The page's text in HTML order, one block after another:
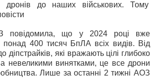
дронів до наших військових. Тому
повідомила, що у 2024 році вже
понад 400 тисяч БпЛА всіх видів. Від
діпстрайків, які вражають цілі глибоко
невеликими винятками, це все дрони
Лише за останні 2 тижні АОЗ